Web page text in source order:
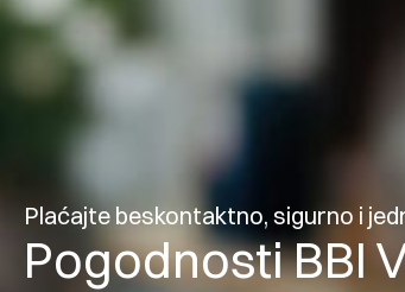
Plaćajte beskontaktno, sigurno i
Pogodnosti BBI